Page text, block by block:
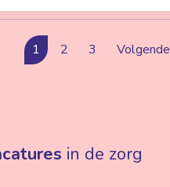
1 2 3 Volgende
in de zorg